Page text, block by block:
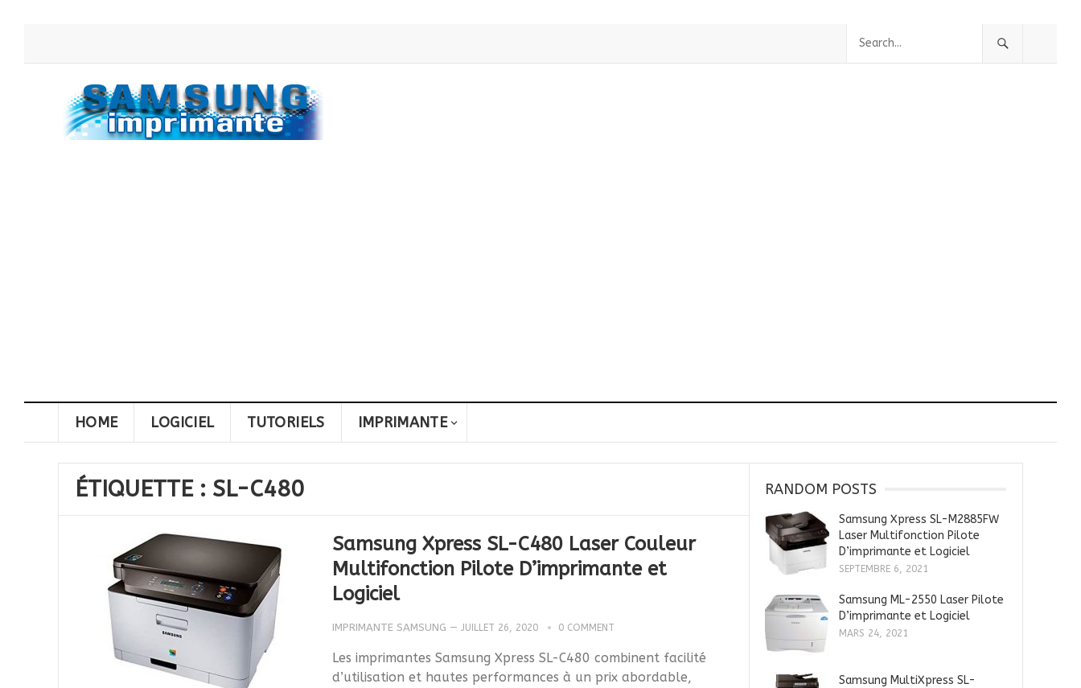
HOME LOGICIEL TUTORIELS IMPRIMANTE
ÉTIQUETTE : SL-C480
Samsung Xpress SL-C480 Laser Couleur
Multifonction Pilote D’imprimante et
Logiciel
IMPRIMANTE SAMSUNG — JUILLET 26, 2020 0 COMMENT
Les imprimantes Samsung Xpress SL-C480 combinent facilité
d’utilisation et hautes performances à un prix abordable,
RANDOM POSTS
Samsung Xpress SL-M2885FW
Laser Multifonction Pilote
D’imprimante et Logiciel
SEPTEMBRE 6, 2021
Samsung ML-2550 Laser Pilote
D’imprimante et Logiciel
MARS 24, 2021
Samsung MultiXpress SL-